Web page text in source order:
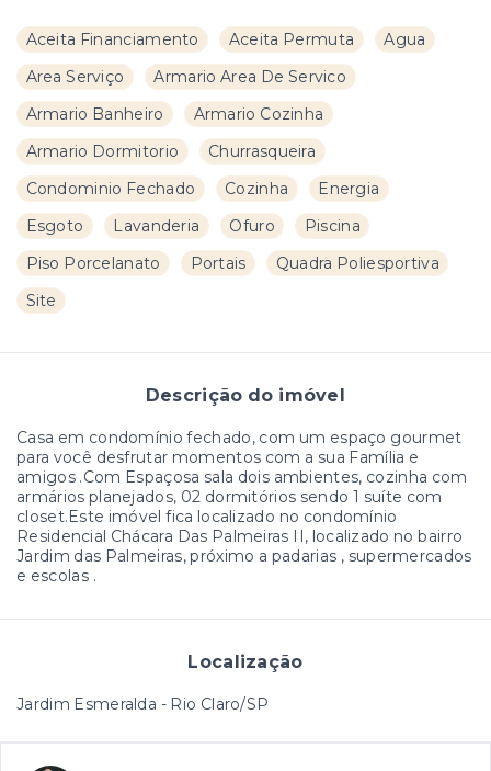
Aceita Financiamento Aceita Permuta
Agua
Area Serviço
Armario Area De Servico
Armario Banheiro
Armario Cozinha
Armario Dormitorio
Churrasqueira
Condominio Fechado
Cozinha
Energia
Esgoto
Lavanderia Ofuro
Piscina
Piso Porcelanato
Portais
Quadra Poliesportiva
Site
Descrição do imóvel
Casa em condomínio fechado, com um espaço gourmet
para você desfrutar momentos com a sua Família e
amigos .Com Espaçosa sala dois ambientes, cozinha com
armários planejados, 02 dormitórios sendo 1 suíte com
closet.Este imóvel fica localizado no condomínio
Residencial Chácara Das Palmeiras II, localizado no bairro
Jardim das Palmeiras, próximo a padarias , supermercados
e escolas .
Localização
Jardim Esmeralda - Rio Claro/SP